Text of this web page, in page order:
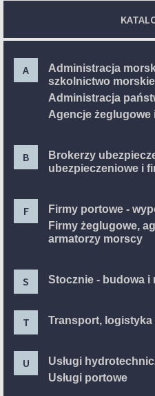
A
Administracja
szkolnictwo morskie
Administracja
Agencje żeglugowe
B
Brokerzy
ubezpieczeniowe i
F
Firmy portowe -
Firmy żeglugowe,
armatorzy morscy
S Stocznie - budowa i
T Transport,
U
Usługi
Usługi portowe